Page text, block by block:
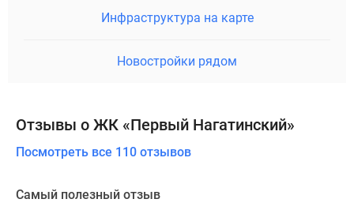
Инфраструктура на карте
Новостройки рядом
Отзывы о ЖК «Первый Нагатинский»
Посмотреть все 110 отзывов
Самый полезный отзыв